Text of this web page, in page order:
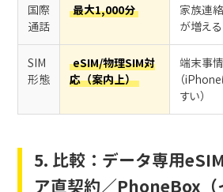
国際
通話
最大1,000分
家族連
が増える
SIM
形態
eSIM/物理SIM対
応（案内上）
端末事
（
すい）
5. 比較：データ専用
ア直契約／PhoneBox（